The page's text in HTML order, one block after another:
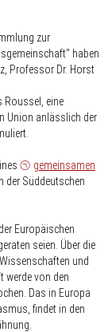
zur
haben
Professor Dr. Horst
Roussel, eine
Union anlässlich der
gemeinsamen
der Süddeutschen
Europäischen
seien. Über die
und
werde von den
Das in Europa
findet in den